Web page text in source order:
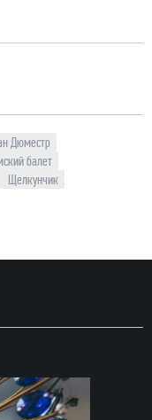
Дюместр
балет
Щелкунчик